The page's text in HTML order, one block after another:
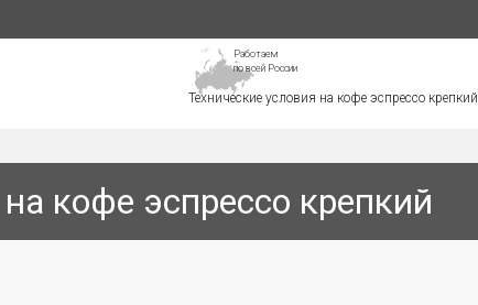
Работаем
по всей России
Технические условия на кофе эспрессо крепкий
кофе эспрессо крепкий